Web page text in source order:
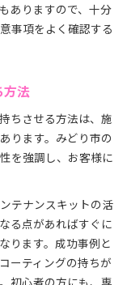
ありますので、十分
事項をよく確認する
方法
ちさせる方法は、施
ります。みどり市の
を強調し、お客様に
テナンスキットの活
る点があればすぐに
ります。成功事例と
ーティングの持ちが
初心者の方にも、専